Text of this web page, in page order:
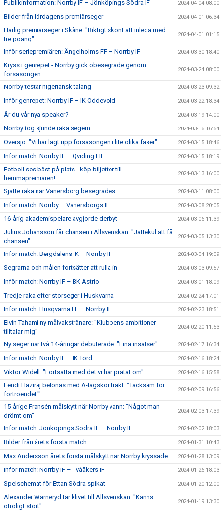
Publikinformation: Norrby IF – Jönköpings Södra IF 2024-04-04 08:00
Bilder från lördagens premiärseger 2024-04-01 06:34
Härlig premiärseger i Skåne: "Riktigt skönt att inleda med
tre poäng"
2024-04-01 01:15
Inför seriepremiären: Ängelholms FF – Norrby IF 2024-03-30 18:40
Kryss i genrepet - Norrby gick obesegrade genom
försäsongen
2024-03-24 08:00
Norrby testar nigeriansk talang 2024-03-23 09:32
Inför genrepet: Norrby IF – IK Oddevold 2024-03-22 18:34
Är du vår nya speaker? 2024-03-19 14:00
Norrby tog sjunde raka segern 2024-03-16 16:54
Översjö: "Vi har lagt upp försäsongen i lite olika faser" 2024-03-15 18:46
Inför match: Norrby IF – Qviding FIF 2024-03-15 18:19
Fotboll ses bäst på plats - köp biljetter till
hemmapremiären!
2024-03-13 16:00
Sjätte raka när Vänersborg besegrades 2024-03-11 08:00
Inför match: Norrby – Vänersborgs IF 2024-03-08 20:05
16-årig akademispelare avgjorde derbyt 2024-03-06 11:39
Julius Johansson får chansen i Allsvenskan: "Jättekul att få
chansen"
2024-03-05 13:30
Inför match: Bergdalens IK – Norrby IF 2024-03-04 19:09
Segrarna och målen fortsätter att rulla in 2024-03-03 09:57
Inför match: Norrby IF – BK Astrio 2024-03-01 18:09
Tredje raka efter storseger i Huskvarna 2024-02-24 17:01
Inför match: Husqvarna FF – Norrby IF 2024-02-23 18:51
Elvin Tahami ny målvakstränare: "Klubbens ambitioner
tilltalar mig"
2024-02-20 11:53
Ny seger när två 14-åringar debuterade: "Fina insatser" 2024-02-17 16:34
Inför match: Norrby IF – IK Tord 2024-02-16 18:24
Viktor Widell: "Fortsätta med det vi har pratat om" 2024-02-16 15:58
Lendi Haziraj belönas med A-lagskontrakt: "Tacksam för
förtroendet""
2024-02-09 16:56
15-årige Fransén målskytt när Norrby vann: "Något man
drömt om"
2024-02-03 17:39
Inför match: Jönköpings Södra IF – Norrby IF 2024-02-02 18:03
Bilder från årets första match 2024-01-31 10:43
Max Andersson årets första målskytt när Norrby kryssade 2024-01-28 13:09
Inför match: Norrby IF – Tvååkers IF 2024-01-26 18:03
Spelschemat för Ettan Södra spikat 2024-01-20 12:00
Alexander Warneryd tar klivet till Allsvenskan: "Känns
otroligt stort"
2024-01-19 13:30